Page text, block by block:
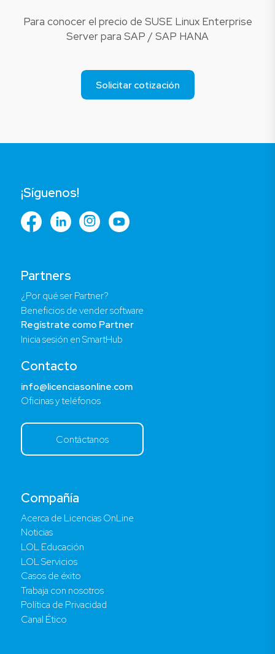
Para conocer el precio de SUSE Linux Enterprise
Server para SAP / SAP HANA
Solicitar cotización
Compañía
Acerca de Licencias OnLine
Noticias
LOL Educación
LOL Servicios
Casos de éxito
Trabaja con nosotros
Política de Privacidad
Canal Ético
Partners
¿Por qué ser Partner?
Beneficios de vender software
Regístrate como Partner
Inicia sesión en SmartHub
Contacto
info@licenciasonline.com
Oficinas y teléfonos
Contáctanos
¡Síguenos!